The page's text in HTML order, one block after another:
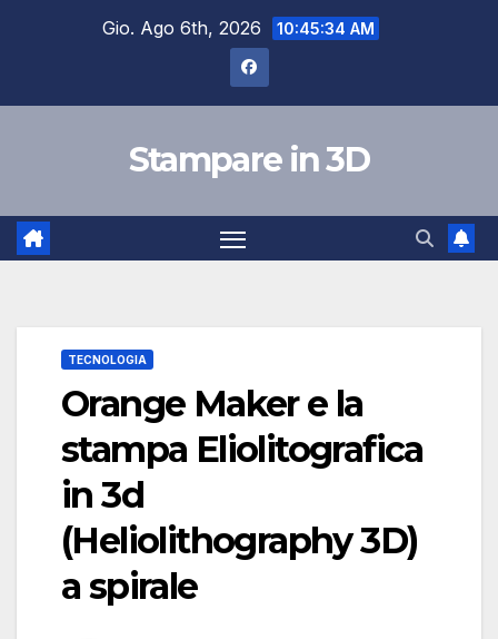
Gio. Ago 6th, 2026 10:45:35 AM
Stampare in 3D
TECNOLOGIA
Orange Maker e la
stampa Eliolitografica
in 3d
(Heliolithography 3D)
a spirale